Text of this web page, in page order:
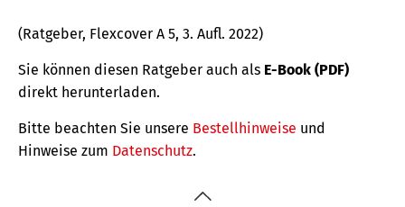
(Ratgeber, Flexcover A 5, 3. Aufl. 2022)
Sie können diesen Ratgeber auch als E-Book (PDF)
direkt herunterladen.
Bitte beachten Sie unsere Bestellhinweise und
Hinweise zum Datenschutz.